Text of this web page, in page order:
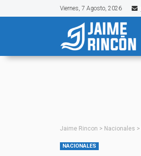
Viernes, 7 Agosto, 2026
Jaime Rincon > Nacionales >
NACIONALES